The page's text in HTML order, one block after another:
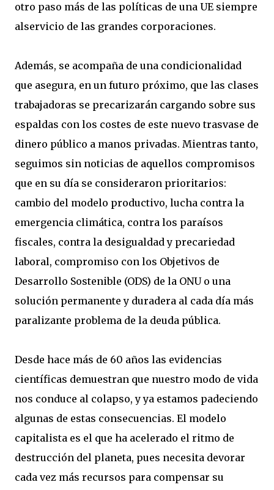
otro paso más de las políticas de una UE siempre
alservicio de las grandes corporaciones.
Además, se acompaña de una condicionalidad
que asegura, en un futuro próximo, que las clases
trabajadoras se precarizarán cargando sobre sus
espaldas con los costes de este nuevo trasvase de
dinero público a manos privadas. Mientras tanto,
seguimos sin noticias de aquellos compromisos
que en su día se consideraron prioritarios:
cambio del modelo productivo, lucha contra la
emergencia climática, contra los paraísos
fiscales, contra la desigualdad y precariedad
laboral, compromiso con los Objetivos de
Desarrollo Sostenible (ODS) de la ONU o una
solución permanente y duradera al cada día más
paralizante problema de la deuda pública.
Desde hace más de 60 años las evidencias
científicas demuestran que nuestro modo de vida
nos conduce al colapso, y ya estamos padeciendo
algunas de estas consecuencias. El modelo
capitalista es el que ha acelerado el ritmo de
destrucción del planeta, pues necesita devorar
cada vez más recursos para compensar su